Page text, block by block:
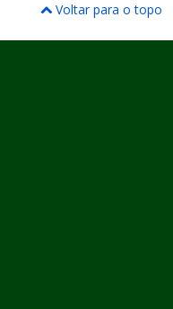
Voltar para o topo